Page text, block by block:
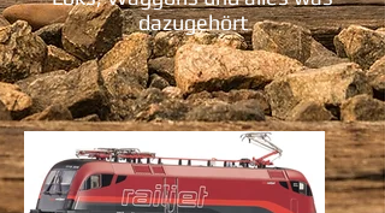
dazugehört